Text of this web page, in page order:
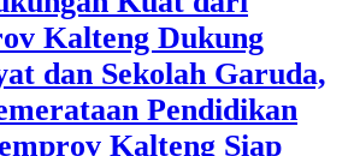
Kalteng Dukung
dan Sekolah Garuda,
Pendidikan
Kalteng Siap